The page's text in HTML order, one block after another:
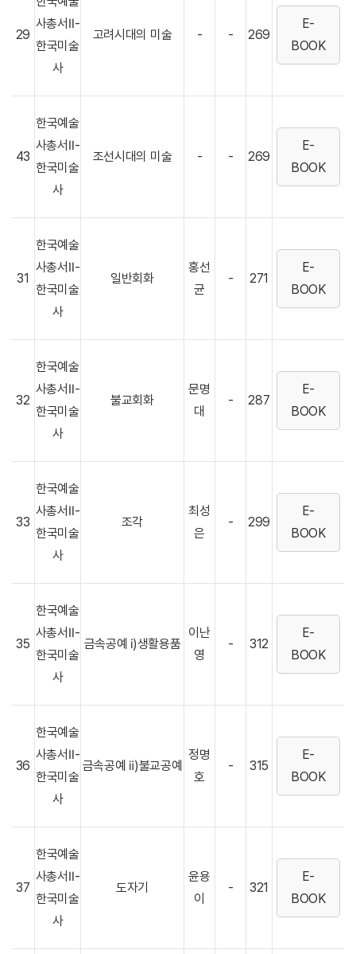
29
사총서Ⅱ-
한국미술
사
고려시대의 미술 - - 269
E-
BOOK
43
한국예술
사총서Ⅱ-
한국미술
사
조선시대의 미술 - - 269
E-
BOOK
31
한국예술
사총서Ⅱ-
한국미술
사
일반회화
홍선
균
- 271
E-
BOOK
32
한국예술
사총서Ⅱ-
한국미술
사
불교회화
문명
대
- 287
E-
BOOK
33
한국예술
사총서Ⅱ-
한국미술
사
조각
최성
은
- 299
E-
BOOK
35
한국예술
사총서Ⅱ-
한국미술
사
금속공예 ⅰ)생활용품
이난
영
- 312
E-
BOOK
36
한국예술
사총서Ⅱ-
한국미술
사
금속공예 ⅱ)불교공예
정명
호
- 315
E-
BOOK
37
한국예술
사총서Ⅱ-
한국미술
사
도자기
윤용
이
- 321
E-
BOOK